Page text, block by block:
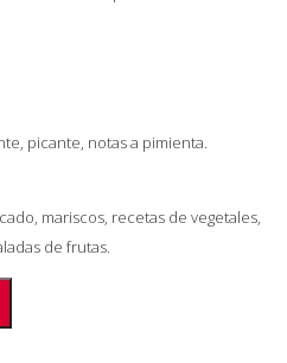
picante, notas a pimienta.
mariscos, recetas de vegetales,
de frutas.